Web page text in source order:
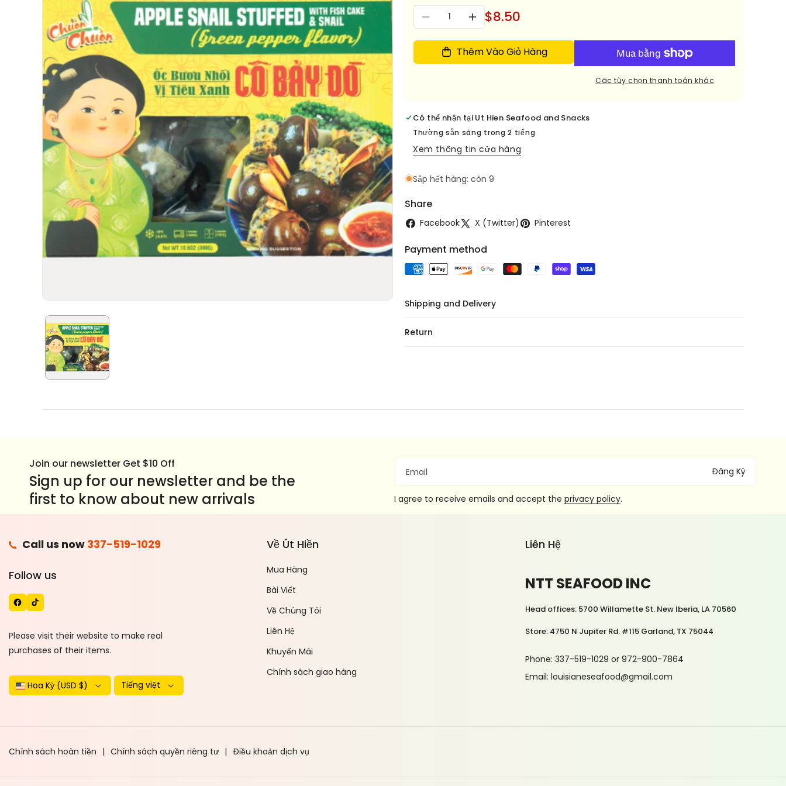
Giảm
lượng
Tieu
Xanh
-
FZ
STUFFED
FISH
CAKE
10.58OZ
Tăng
lượng
cho
Tieu
Xanh
-
FZ
STUFFED
CAKE
10.58OZ
$8.50
Thêm Vào Giỏ Hàng
Các tùy chọn thanh toán khác
Có thể nhận tại Ut Hien Seafood and Snacks
Thường sẵn sàng trong 2 tiếng
Xem thông tin cửa hàng
Sắp hết hàng: còn 9
Share
Facebook X (Twitter) Pinterest
Payment method
Shipping and Delivery
Return
Join our newsletter Get $10 Off
Sign up for our newsletter and be the
first to know about new arrivals
Email Đăng Ký
I agree to receive emails and accept the privacy policy.
Call us now 337-519-1029
Follow us
C
E
B
I
K
T
Please visit their website to make real
purchases of their items.
Hoa Kỳ (USD $) Tiếng việt
Về Út Hiền
Mua Hàng
Bài Viết
Về Chúng Tôi
Liên Hệ
Khuyến Mãi
Chính sách giao hàng
Liên Hệ
NTT SEAFOOD INC
Head offices: 5700 Willamette St. New Iberia, LA 70560
Store: 4750 N Jupiter Rd. #115 Garland, TX 75044
Phone: 337-519-1029 or 972-900-7864
Email: louisianeseafood@gmail.com
Chính sách hoàn tiền Chính sách quyền riêng tư Điều khoản dịch vụ